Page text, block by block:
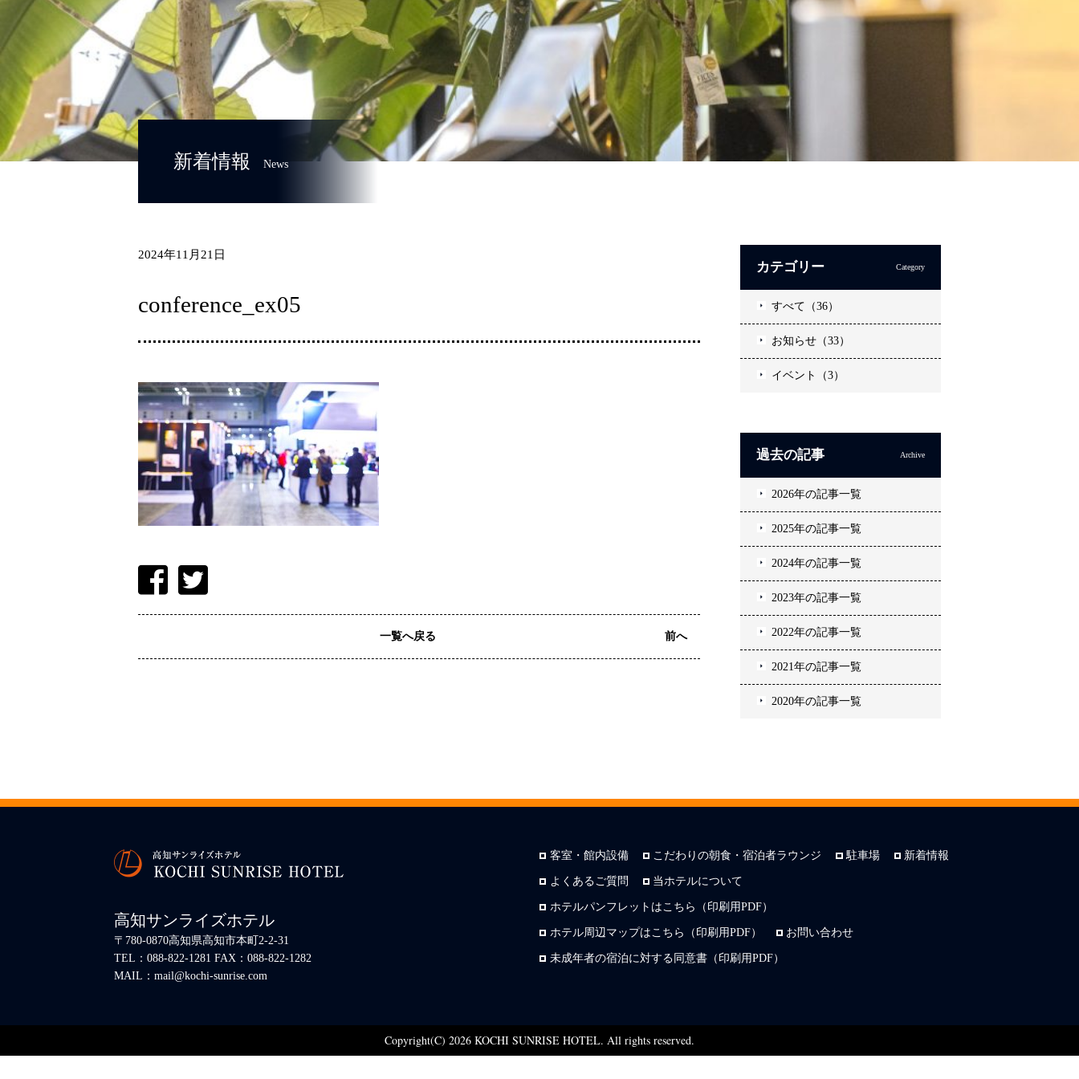
新着情報 News
2024年11月21日
conference_ex05
一覧へ戻る 前へ
カテゴリー Category
すべて（36）
お知らせ（33）
イベント（3）
過去の記事 Archive
2026年の記事一覧
2025年の記事一覧
2024年の記事一覧
2023年の記事一覧
2022年の記事一覧
2021年の記事一覧
2020年の記事一覧
客室・館内設備 こだわりの朝食・宿泊者ラウンジ 駐車場 新着情報
よくあるご質問 当ホテルについて
ホテルパンフレットはこちら（印刷用PDF）
ホテル周辺マップはこちら（印刷用PDF） お問い合わせ
未成年者の宿泊に対する同意書（印刷用PDF）
高知サンライズホテル
〒780-0870高知県高知市本町2-2-31
TEL：088-822-1281 FAX：088-822-1282
MAIL：mail@kochi-sunrise.com
Copyright(C) 2026 KOCHI SUNRISE HOTEL. All rights reserved.